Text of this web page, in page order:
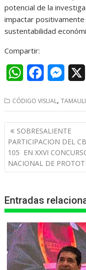
potencial de la
impactar
sustentabilidad
Compartir:
W
a
t
s
A
p
c
e
b
o
o
M
s
s
e
n
g
r
CÓDIGO VISUAL,
Navegación
de
entradas
SOBRESALIENTE
PARTICIPACION DEL
105 EN XXVI
NACIONAL DE
Entradas